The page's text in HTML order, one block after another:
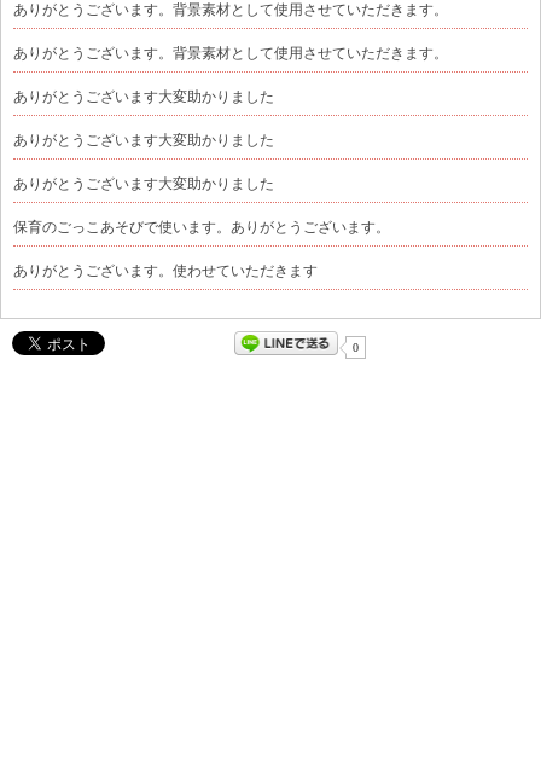
ありがとうございます。背景素材として使用させていただきます。
ありがとうございます。背景素材として使用させていただきます。
ありがとうございます大変助かりました
ありがとうございます大変助かりました
ありがとうございます大変助かりました
保育のごっこあそびで使います。ありがとうございます。
ありがとうございます。使わせていただきます
0